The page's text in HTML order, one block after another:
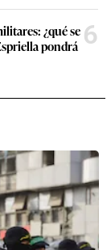
¿qué se
pondrá 6